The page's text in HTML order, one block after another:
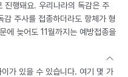
진행돼요. 우리나라의 독감은 주
주사를 접종하더라도 항체가 형
에 늦어도 11월까지는 예방접종을
가 있을 수 있습니다. 여기 몇 가